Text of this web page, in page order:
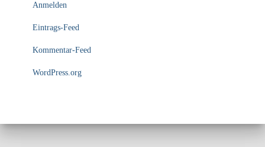
Anmelden
Eintrags-Feed
Kommentar-Feed
WordPress.org